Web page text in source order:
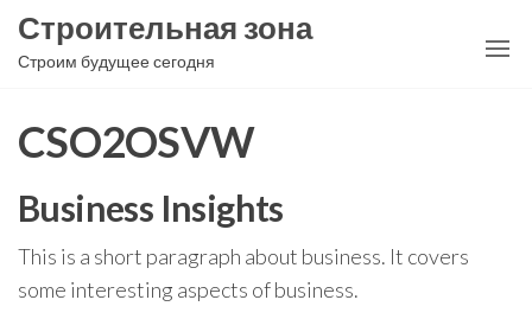
Перейти
Строительная зона
Строим будущее сегодня
CSO2OSVW
Business Insights
This is a short paragraph about business. It covers
some interesting aspects of business.